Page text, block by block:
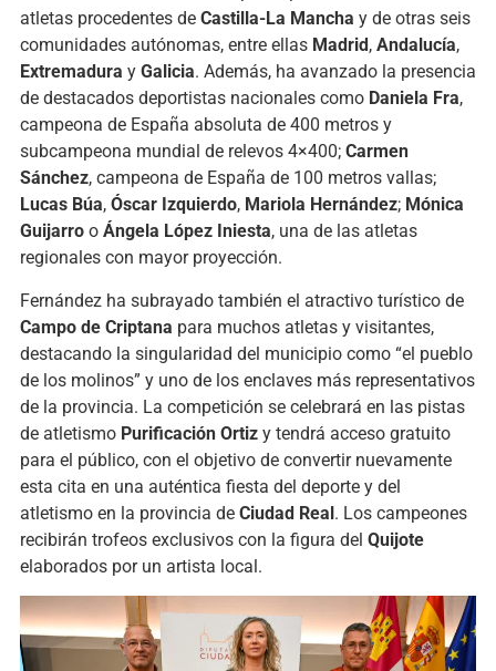
atletas procedentes de Castilla-La Mancha y de otras seis
comunidades autónomas, entre ellas Madrid , Andalucía,
Extremadura y Galicia. Además, ha avanzado la presencia
de destacados deportistas nacionales como Daniela Fra,
campeona de España absoluta de 400 metros y
subcampeona mundial de relevos 4×400; Carmen
Sánchez, campeona de España de 100 metros vallas;
Lucas Búa, Óscar Izquierdo, Mariola Hernández; Mónica
Guijarroo Ángela López Iniesta, una de las atletas
regionales con mayor proyección.
Fernández ha subrayado también el atractivo turístico de
Campo de Criptana para muchos atletas y visitantes,
destacando la singularidad del municipio como “el pueblo
de los molinos” y uno de los enclaves más representativos
de la provincia. La competición se celebrará en las pistas
de atletismo Purificación Ortizy tendrá acceso gratuito
para el público, con el objetivo de convertir nuevamente
esta cita en una auténtica fiesta del deporte y del
atletismo en la provincia de Ciudad Real. Los campeones
recibirán trofeos exclusivos con la figura del Quijote
elaborados por un artista local.